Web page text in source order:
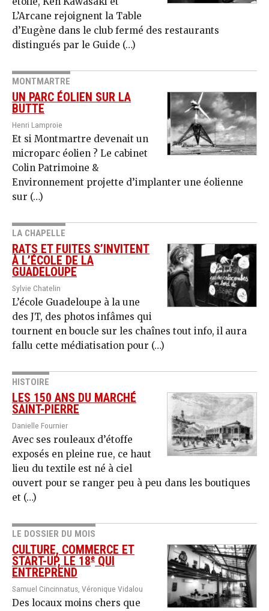
L’Arcane rejoignent la Table
d’Eugène dans le club fermé des restaurants
distingués par le Guide (…)
MONTMARTRE
UN PARC ÉOLIEN SUR LA
BUTTE
Henri Lamproie
Et si Montmartre devenait un
microparc éolien ? Le cabinet
Colin Patrimoine &
Environnement projette d’implanter une éolienne
sur (…)
LA CHAPELLE
RATS ET FUITES S’INVITENT
À L’ÉCOLE DE LA
GUADELOUPE
Sylvie Chatelin
L’école Guadeloupe à la une
des JT, des photos infâmes qui
tournent en boucle sur les chaînes tout info, il aura
fallu cette médiatisation pour (…)
HISTOIRE
LES 150 ANS DU MARCHÉ
SAINT-PIERRE
Danielle Fournier
Avec ses rouleaux d’étoffe
exposés en pleine rue, ce haut
lieu du textile est né à ciel
ouvert pour se ranger peu à peu dans les boutiques
et (…)
LE DOSSIER DU MOIS
CULTURE, COMMERCE ET
START-UP, LE 18e QUI
ENTREPREND
Samuel Cincinnatus, Véronique Vidalou
Des locaux moins chers que